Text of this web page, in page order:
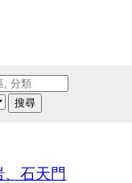
搜尋
石天門